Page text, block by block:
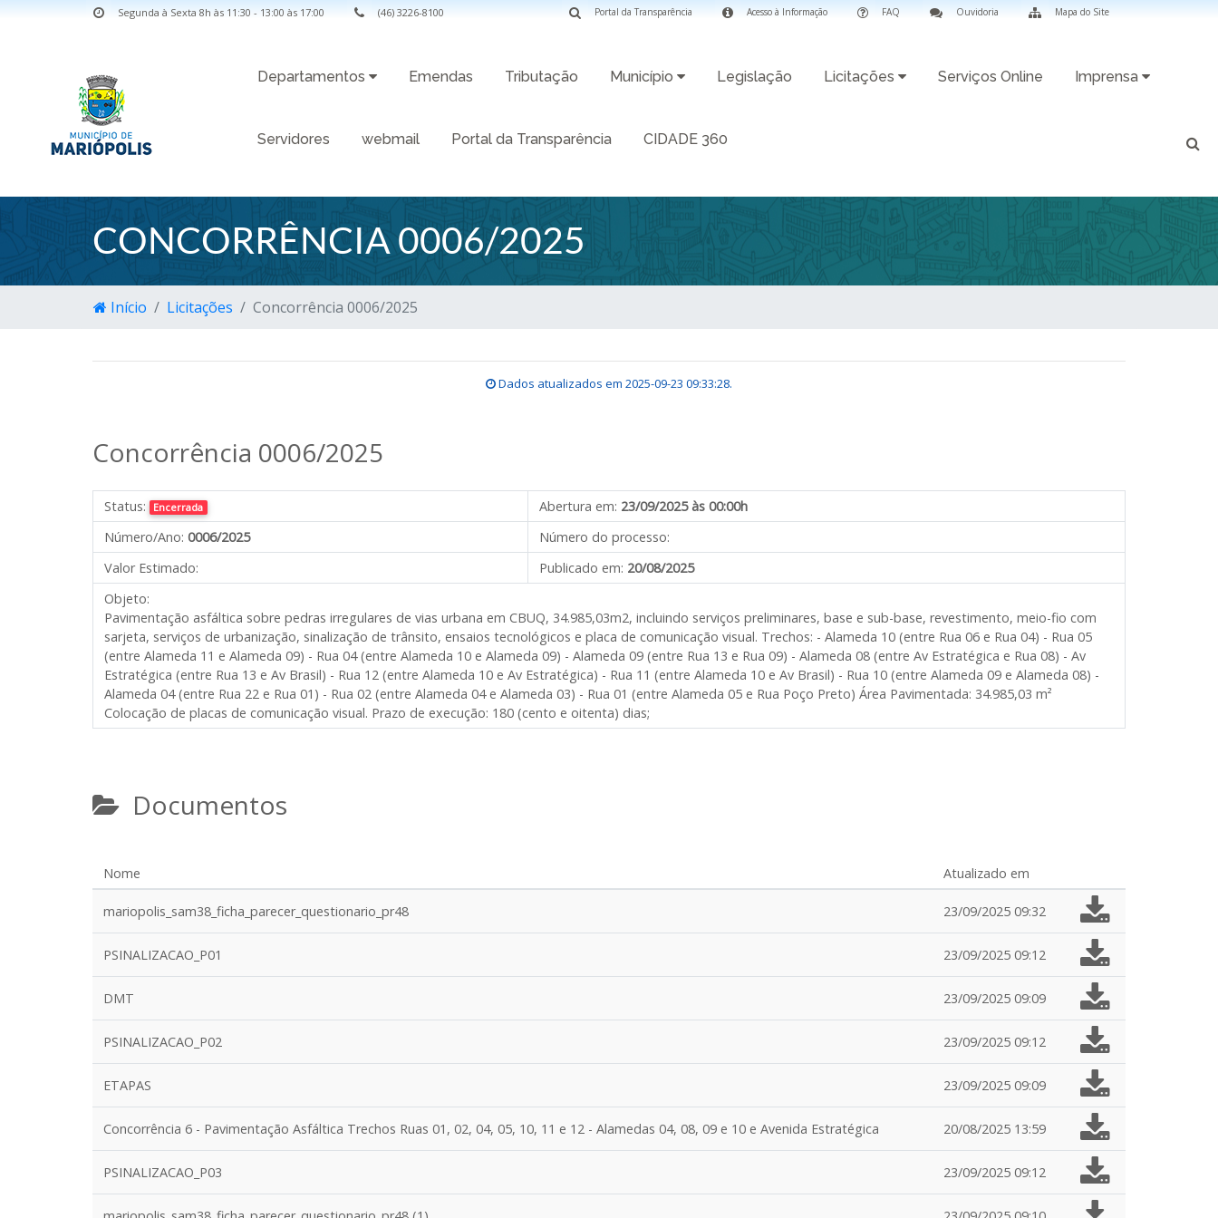
Segunda à Sexta 8h às 11:30 - 13:00 às 17:00 (46) 3226-8100 Mapa do Site
Ouvidoria
FAQ
Acesso à Informação
Portal da Transparência
Departamentos Emendas Tributação Município Legislação Licitações Serviços Online Imprensa
Servidores webmail Portal da Transparência CIDADE 360
CONCORRÊNCIA 0006/2025
Início Licitações Concorrência 0006/2025
Dados atualizados em 2025-09-23 09:33:28.
Concorrência 0006/2025
Status: Encerrada Abertura em: 23/09/2025 às 00:00h
Número/Ano: 0006/2025
Número do processo:
Valor Estimado:
Publicado em: 20/08/2025
Objeto:
Pavimentação asfáltica sobre pedras irregulares de vias urbana em CBUQ, 34.985,03m2, incluindo serviços preliminares, base e sub-base, revestimento, meio-fio com
sarjeta, serviços de urbanização, sinalização de trânsito, ensaios tecnológicos e placa de comunicação visual. Trechos: - Alameda 10 (entre Rua 06 e Rua 04) - Rua 05
(entre Alameda 11 e Alameda 09) - Rua 04 (entre Alameda 10 e Alameda 09) - Alameda 09 (entre Rua 13 e Rua 09) - Alameda 08 (entre Av Estratégica e Rua 08) - Av
Estratégica (entre Rua 13 e Av Brasil) - Rua 12 (entre Alameda 10 e Av Estratégica) - Rua 11 (entre Alameda 10 e Av Brasil) - Rua 10 (entre Alameda 09 e Alameda 08) -
Alameda 04 (entre Rua 22 e Rua 01) - Rua 02 (entre Alameda 04 e Alameda 03) - Rua 01 (entre Alameda 05 e Rua Poço Preto) Área Pavimentada: 34.985,03 m²
Colocação de placas de comunicação visual. Prazo de execução: 180 (cento e oitenta) dias;
Documentos
Nome Atualizado em
mariopolis_sam38_ficha_parecer_questionario_pr48 23/09/2025 09:32
PSINALIZACAO_P01 23/09/2025 09:12
DMT 23/09/2025 09:09
PSINALIZACAO_P02 23/09/2025 09:12
ETAPAS 23/09/2025 09:09
Concorrência 6 - Pavimentação Asfáltica Trechos Ruas 01, 02, 04, 05, 10, 11 e 12 - Alamedas 04, 08, 09 e 10 e Avenida Estratégica 20/08/2025 13:59
PSINALIZACAO_P03 23/09/2025 09:12